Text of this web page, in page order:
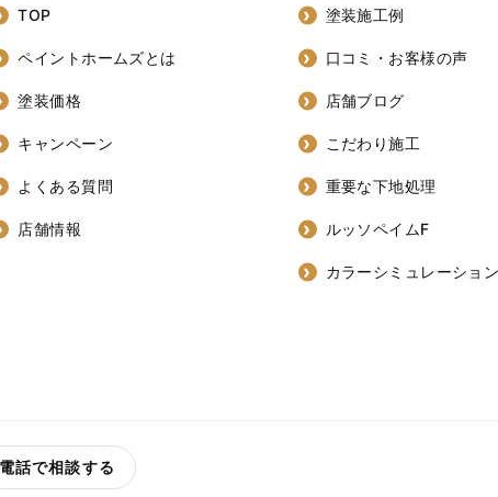
TOP
ペイントホームズとは
塗装価格
キャンペーン
よくある質問
店舗情報
塗装施工例
口コミ・お客様の声
店舗ブログ
こだわり施工
重要な下地処理
ルッソペイムF
カラーシミュレーショ
電話で相談する